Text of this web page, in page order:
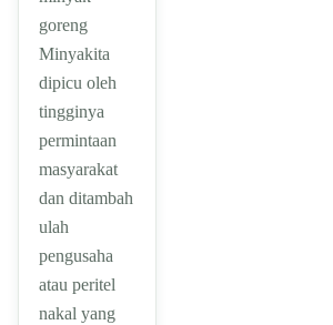
goreng
Minyakita
dipicu oleh
tingginya
permintaan
masyarakat
dan ditambah
ulah
pengusaha
atau peritel
nakal yang